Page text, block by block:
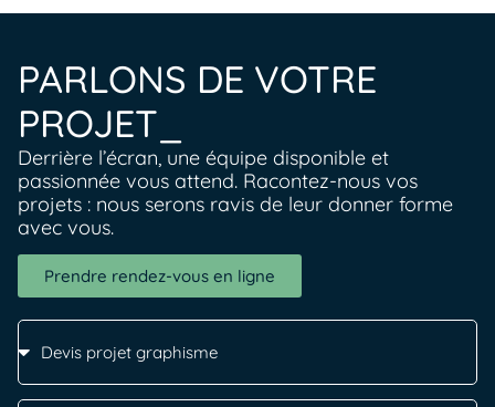
PARLONS DE VOTRE
PROJET_
Derrière l’écran, une équipe disponible et
passionnée vous attend. Racontez-nous vos
projets : nous serons ravis de leur donner forme
avec vous.
Prendre rendez-vous en ligne